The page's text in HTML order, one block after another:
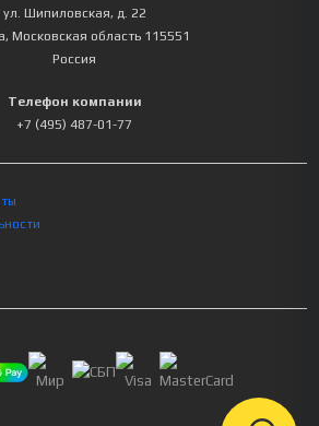
ул. Шипиловская, д. 22
, Московская область 115551
Россия
Телефон компании
+7 (495) 487-01-77